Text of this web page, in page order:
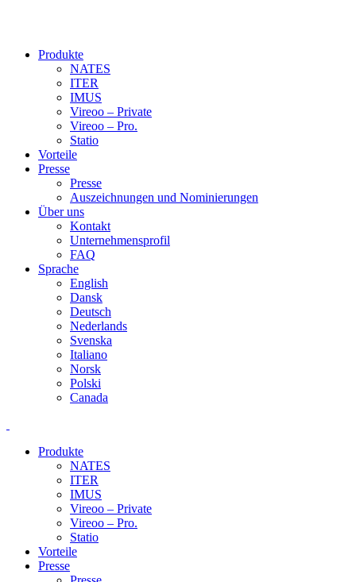
Produkte
NATES
ITER
IMUS
Vireoo – Private
Vireoo – Pro.
Statio
Vorteile
Presse
Presse
Auszeichnungen und Nominierungen
Über uns
Kontakt
Unternehmensprofil
FAQ
Sprache
English
Dansk
Deutsch
Nederlands
Svenska
Italiano
Norsk
Polski
Canada
Produkte
NATES
ITER
IMUS
Vireoo – Private
Vireoo – Pro.
Statio
Vorteile
Presse